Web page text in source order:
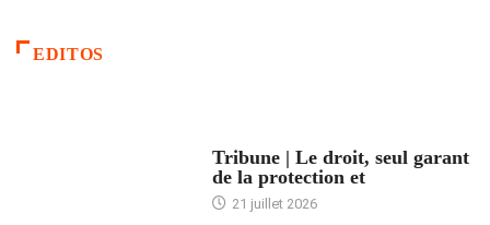
EDITOS
Tribune | Le droit, seul garant
de la protection et
21 juillet 2026